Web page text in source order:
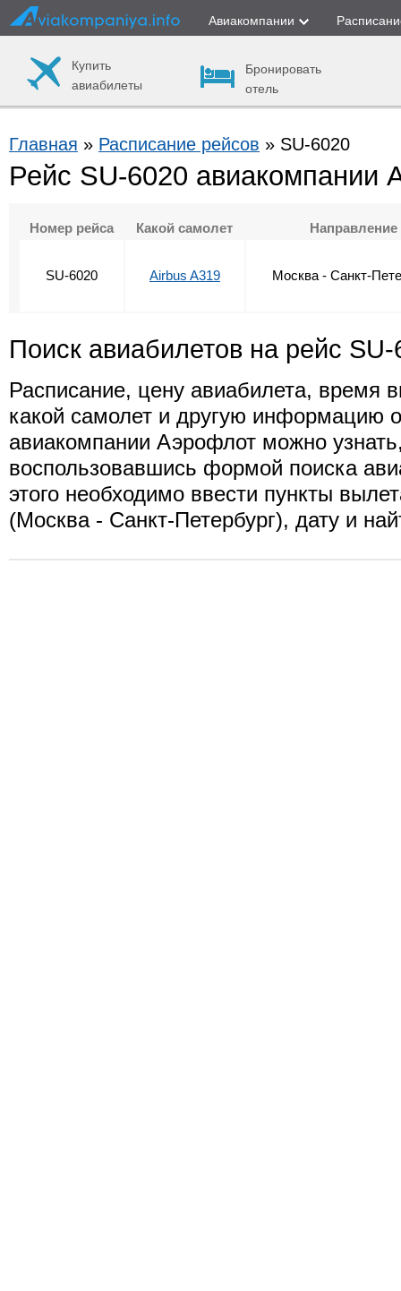
Авиакомпании
Купить
авиабилеты
Бронировать
отель
Главная » Расписание рейсов » SU-6020
Рейс SU-6020 авиакомпании
Номер рейса Какой самолет Направление
SU-6020 Airbus A319 Москва - Санкт-
Поиск авиабилетов на рейс SU-
Расписание, цену авиабилета, время
какой самолет и другую информацию
авиакомпании Аэрофлот можно
воспользовавшись формой поиска
этого необходимо ввести пункты
(Москва - Санкт-Петербург), дату и